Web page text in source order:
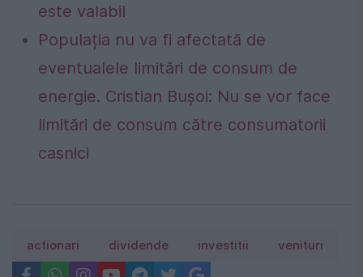
este valabil
Populația nu va fi afectată de
eventualele limitări de consum de
energie. Cristian Bușoi: Nu se vor face
limitări de consum către consumatorii
casnici
actionari dividende investitii venituri